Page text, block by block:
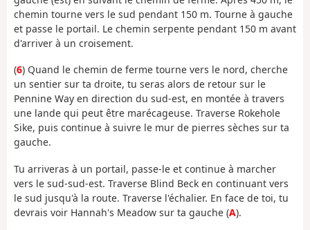
chemin tourne vers le sud pendant 150 m. Tourne à gauche
et passe le portail. Le chemin serpente pendant 150 m avant
d'arriver à un croisement.
(6) Quand le chemin de ferme tourne vers le nord, cherche
un sentier sur ta droite, tu seras alors de retour sur le
Pennine Way en direction du sud-est, en montée à travers
une lande qui peut être marécageuse. Traverse Rokehole
Sike, puis continue à suivre le mur de pierres sèches sur ta
gauche.
Tu arriveras à un portail, passe-le et continue à marcher
vers le sud-sud-est. Traverse Blind Beck en continuant vers
le sud jusqu'à la route. Traverse l'échalier. En face de toi, tu
devrais voir Hannah's Meadow sur ta gauche (A).